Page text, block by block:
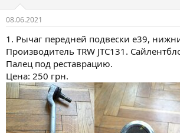
т
е
м
и
о
р
н
н
я
08.06.2021
1. Рычаг передней подвески е39,
Производитель TRW JTC131.
Палец под реставрацию.
Цена: 250 грн.